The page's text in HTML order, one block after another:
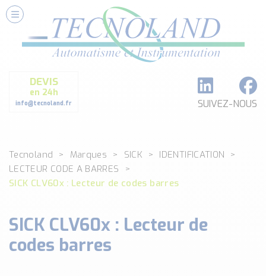
DEVIS
en 24h
info@tecnoland.fr SUIVEZ-NOUS
Nos Services
Conseils et Fourniture
Formation et Assistance
Architecture I-O Link multi fabricants
Classé par catégorie
DEBIT
DETECTION
SECURITE MACHINE
ENREGISTREUR + ACQUISITION DE DONNEES
Voir toutes les catégories …
Tecnoland Marques SICK
IDENTIFICATION
LECTEUR CODE A BARRES
SICK CLV60x : Lecteur de codes barres
SICK CLV60x : Lecteur de
codes barres